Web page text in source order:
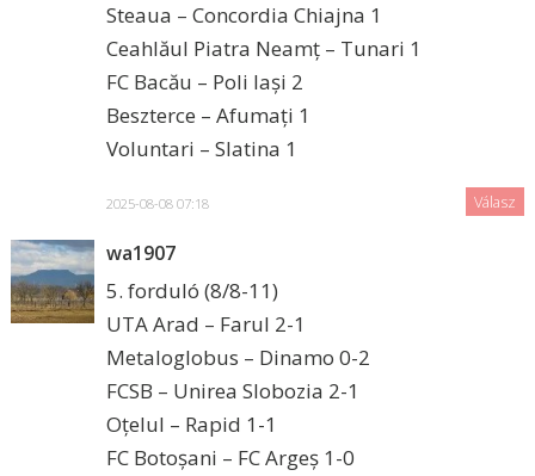
Steaua – Concordia Chiajna 1
Ceahlăul Piatra Neamț – Tunari 1
FC Bacău – Poli Iași 2
Beszterce – Afumați 1
Voluntari – Slatina 1
2025-08-08 07:18 Válasz
wa1907
5. forduló (8/8-11)
UTA Arad – Farul 2-1
Metaloglobus – Dinamo 0-2
FCSB – Unirea Slobozia 2-1
Oțelul – Rapid 1-1
FC Botoșani – FC Argeș 1-0